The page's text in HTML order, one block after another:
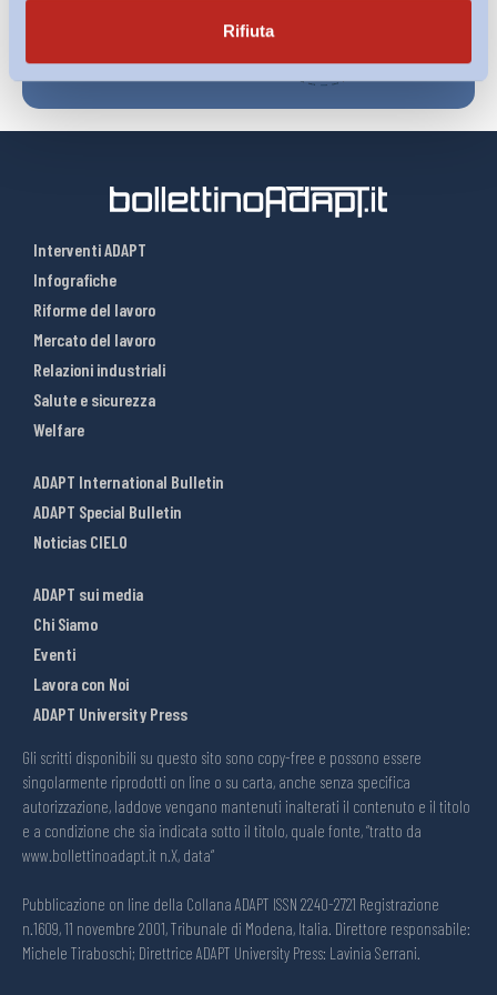
Rifiuta
Interventi ADAPT
Infografiche
Riforme del lavoro
Mercato del lavoro
Relazioni industriali
Salute e sicurezza
Welfare
ADAPT International Bulletin
ADAPT Special Bulletin
Noticias CIELO
ADAPT sui media
Chi Siamo
Eventi
Lavora con Noi
ADAPT University Press
Gli scritti disponibili su questo sito sono copy-free e possono essere
singolarmente riprodotti on line o su carta, anche senza specifica
autorizzazione, laddove vengano mantenuti inalterati il contenuto e il titolo
e a condizione che sia indicata sotto il titolo, quale fonte, “tratto da
www.bollettinoadapt.it n.X, data“
Pubblicazione on line della Collana ADAPT ISSN 2240-2721 Registrazione
n.1609, 11 novembre 2001, Tribunale di Modena, Italia. Direttore responsabile:
Michele Tiraboschi; Direttrice ADAPT University Press: Lavinia Serrani.